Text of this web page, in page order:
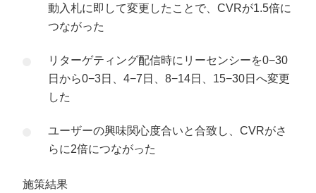
動入札に即して変更したことで、CVRが1.5倍に
つながった
リターゲティング配信時にリーセンシーを0−30
日から0−3日、4−7日、8−14日、15−30日へ変更
した
ユーザーの興味関心度合いと合致し、CVRがさ
らに2倍につながった
施策結果